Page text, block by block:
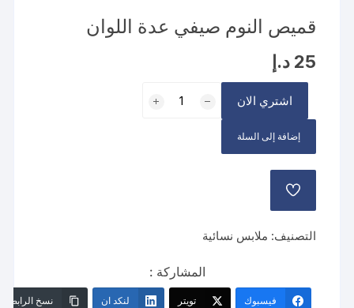
قميص النوم صيفي عدة اللوان
25 د.إ
اشتري الان
إضافة إلى السلة
إضافة
الرغباتالتصنيف: ملابس نسائية
المشاركة :
فيسبوك تويتر لنكد ان نسخ الرابط